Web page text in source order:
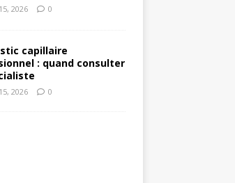
2026 0
capillaire
: quand consulter
2026 0